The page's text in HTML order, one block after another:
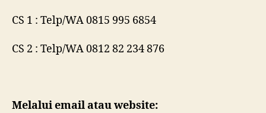
CS 1 : Telp/WA 0815 995 6854
CS 2 : Telp/WA 0812 82 234 876
Melalui email atau website: